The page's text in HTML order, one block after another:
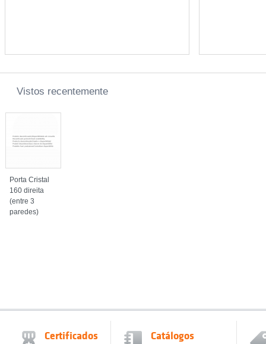
Vistos recentemente
Porta Cristal
160 direita
(entre 3
paredes)
Certificados Catálogos